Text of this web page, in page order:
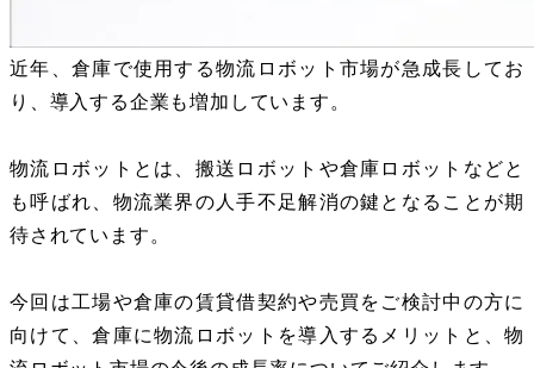
近年、倉庫で使用する物流ロボット市場が急成長してお
り、導入する企業も増加しています。
物流ロボットとは、搬送ロボットや倉庫ロボットなどと
も呼ばれ、物流業界の人手不足解消の鍵となることが期
待されています。
今回は工場や倉庫の賃貸借契約や売買をご検討中の方に
向けて、倉庫に物流ロボットを導入するメリットと、物